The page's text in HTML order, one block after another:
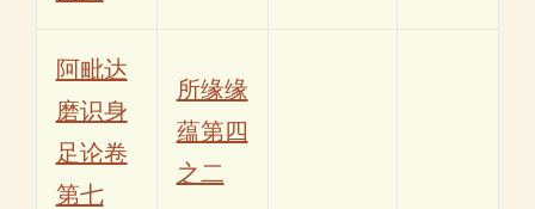
阿毗达
磨识身
足论卷
第七
所缘缘
蕴第四
之二